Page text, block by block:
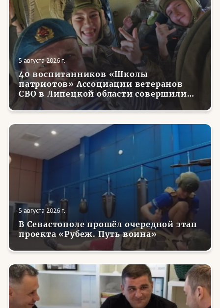
5 августа 2026 г.
40 воспитанников «Школы
патриотов» Ассоциации ветеранов
СВО в Липецкой области совершили
первые парашютные прыжки
5 августа 2026 г.
В Севастополе прошёл очередной этап
проекта «Рубеж. Путь воина»